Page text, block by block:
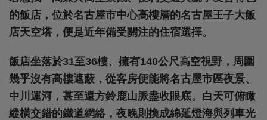
的飯店，位於名古屋市中心高樓層的名古屋王子大飯
店天空塔，便是近年備受關注的住宿選擇。
飯店坐落於31至36樓、擁有140公尺高空視野，周圍
幾乎沒有高樓遮蔽，從客房便能將名古屋市區夜景、
中川運河，甚至遠方鈴鹿山脈盡收眼底。白天可俯瞰
縱橫交錯的鐵道網絡，夜晚則換成綿延燈海與列車光